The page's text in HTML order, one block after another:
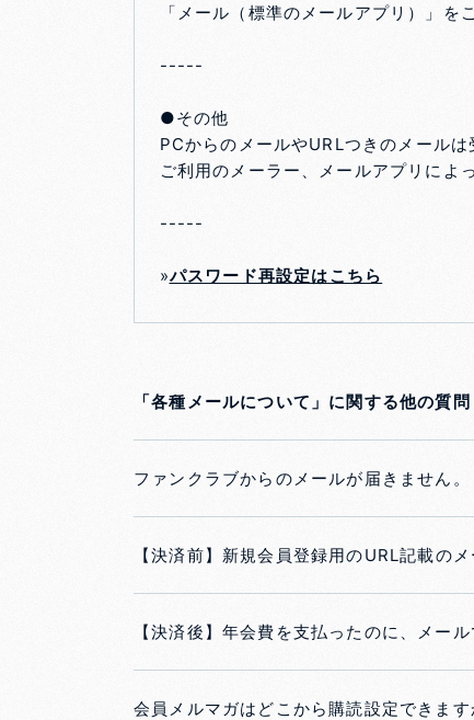
「メール（標準のメールアプリ）」を
-----
●その他
PCからのメールやURLつきのメール
ご利用のメーラー、メールアプリによ
-----
»パスワード再設定はこちら
「各種メールについて」に関する他の質問
ファンクラブからのメールが届きません。
【決済前】新規会員登録用のURL記載のメ
【決済後】年会費を支払ったのに、メー
会員メルマガはどこから購読設定できます